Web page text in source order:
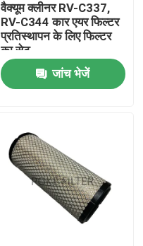
वैक्यूम क्लीनर RV-C337,
RV-C344 कार एयर फिल्टर
प्रतिस्थापन के लिए फिल्टर
का सेट
जांच भेजें